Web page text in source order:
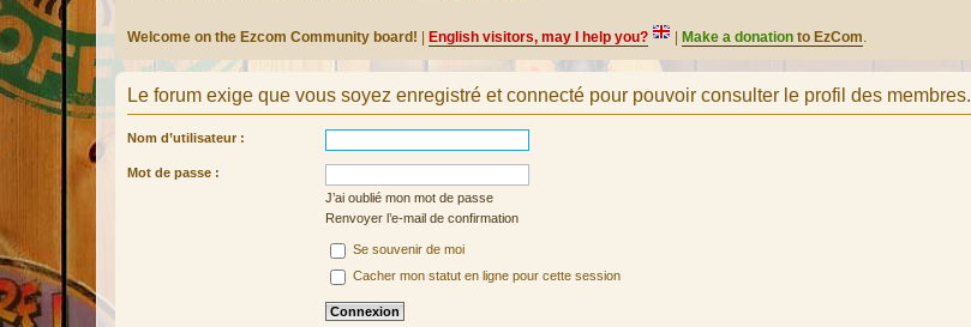
Welcome on the Ezcom Community board! English visitors, may I help you? Make a donation to EzCom.
Le forum exige que vous soyez enregistré et connecté pour pouvoir consulter le profil des membres.
Nom d’utilisateur :
Mot de passe :
J’ai oublié mon mot de passe
Renvoyer l’e-mail de confirmation
Se souvenir de moi
Cacher mon statut en ligne pour cette session